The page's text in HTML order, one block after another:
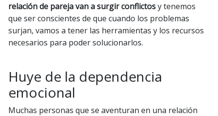
relación de pareja van a surgir conflictosy tenemos
que ser conscientes de que cuando los problemas
surjan, vamos a tener las herramientas y los recursos
necesarios para poder solucionarlos.
Huye de la dependencia
emocional
Muchas personas que se aventuran en una relación